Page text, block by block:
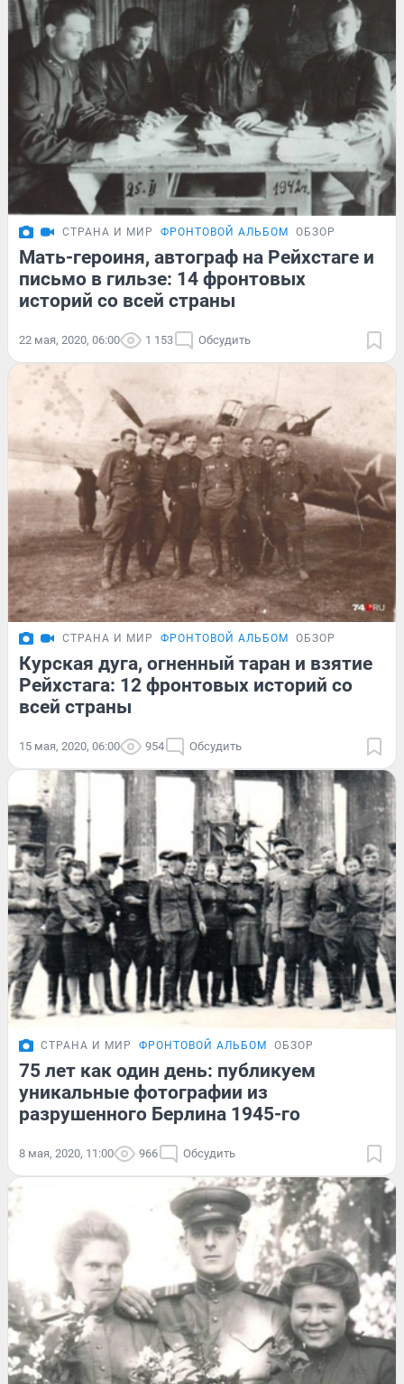
СТРАНА И МИР ФРОНТОВОЙ АЛЬБОМ ОБЗОР
Мать-героиня, автограф на Рейхстаге и
письмо в гильзе: 14 фронтовых
историй со всей страны
22 мая, 2020, 06:00 1 153 Обсудить
СТРАНА И МИР ФРОНТОВОЙ АЛЬБОМ ОБЗОР
Курская дуга, огненный таран и взятие
Рейхстага: 12 фронтовых историй со
всей страны
15 мая, 2020, 06:00 954 Обсудить
СТРАНА И МИР ФРОНТОВОЙ АЛЬБОМ ОБЗОР
75 лет как один день: публикуем
уникальные фотографии из
разрушенного Берлина 1945-го
8 мая, 2020, 11:00 966 Обсудить